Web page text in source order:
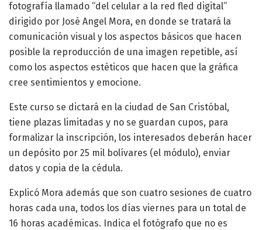
fotografía llamado “del celular a la red fled digital”
dirigido por José Angel Mora, en donde se tratará la
comunicación visual y los aspectos básicos que hacen
posible la reproducción de una imagen repetible, así
como los aspectos estéticos que hacen que la gráfica
cree sentimientos y emocione.
Este curso se dictará en la ciudad de San Cristóbal,
tiene plazas limitadas y no se guardan cupos, para
formalizar la inscripción, los interesados deberán hacer
un depósito por 25 mil bolívares (el módulo), enviar
datos y copia de la cédula.
Explicó Mora además que son cuatro sesiones de cuatro
horas cada una, todos los días viernes para un total de
16 horas académicas. Indica el fotógrafo que no es